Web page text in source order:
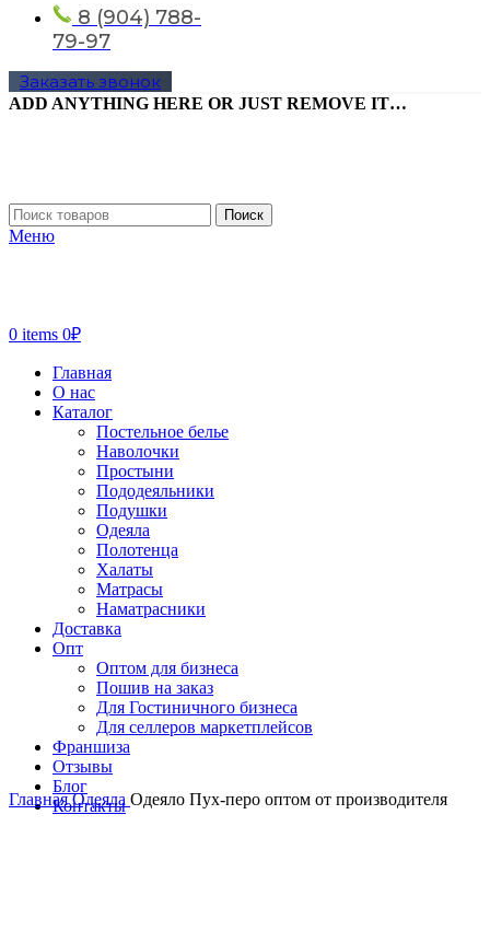
8 (904) 788-
79-97
Заказать звонок
ADD ANYTHING HERE OR JUST REMOVE IT…
Поиск
Меню
0 items 0₽
Главная
О нас
Каталог
Постельное белье
Наволочки
Простыни
Пододеяльники
Подушки
Одеяла
Полотенца
Халаты
Матрасы
Наматрасники
Доставка
Опт
Оптом для бизнеса
Пошив на заказ
Для Гостиничного бизнеса
Для селлеров маркетплейсов
Франшиза
Отзывы
Блог
Контакты
ГлавнаяОдеяла Одеяло Пух-перо оптом от производителя